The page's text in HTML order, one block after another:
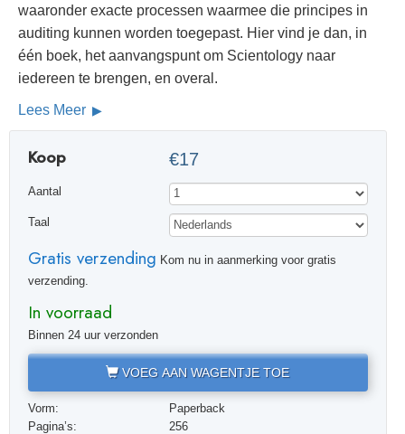
waaronder exacte processen waarmee die principes in
auditing kunnen worden toegepast. Hier vind je dan, in
één boek, het aanvangspunt om Scientology naar
iedereen te brengen, en overal.
Lees Meer
Koop €17
Aantal
Taal
Gratis verzending Kom nu in aanmerking voor gratis
verzending.
In voorraad
Binnen 24 uur verzonden
VOEG AAN WAGENTJE TOE
Vorm:
Paperback
Pagina’s:
256